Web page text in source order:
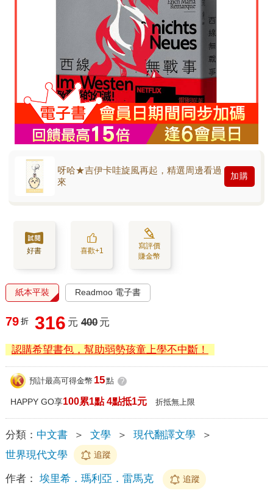
呀哈★吉伊卡哇旋風再起，精選周邊看過
來
加購
好書 喜歡+1
寫評價
賺金幣
紙本平裝 Readmoo 電子書
79 折 316 元 400 元
認購希望書包，幫助弱勢孩童上學不中斷！
預計最高可得金幣 15點 ?
HAPPY GO享100累1點 4點抵1元 折抵無上限
分類： 中文書 ＞ 文學 ＞ 現代翻譯文學
＞
世界現代文學
追蹤
作者： 埃里希．瑪利亞．雷馬克 追蹤